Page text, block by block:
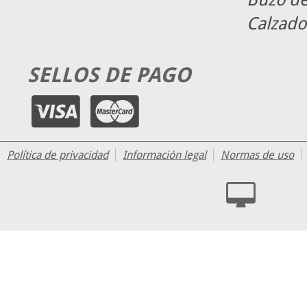
SELLOS DE PAGO
Política de privacidad Información legal Normas de uso